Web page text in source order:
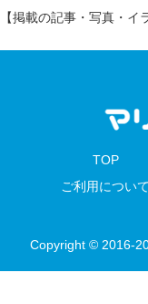
【掲載の記事・写真・イ
TOP
ご利用について
Copyright © 2016-